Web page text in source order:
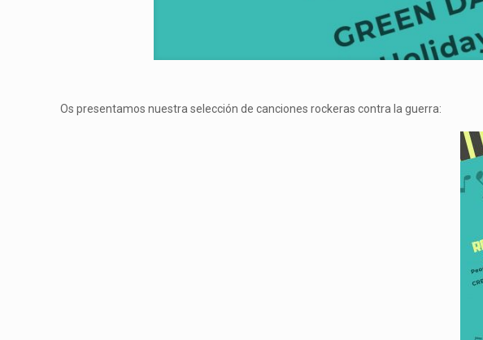
Os presentamos nuestra selección de canciones rockeras contra la guerra: